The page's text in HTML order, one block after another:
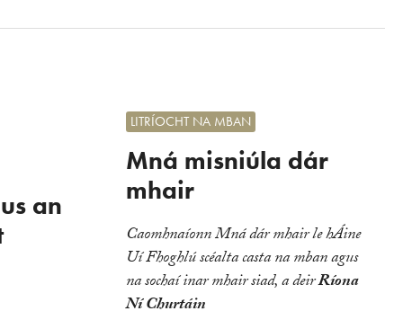
an
Mná misniúla dár
mhair
LITRÍOCHT NA MBAN
Caomhnaíonn Mná dár mhair le hÁine
Uí Fhoghlú scéalta casta na mban agus
na sochaí inar mhair siad, a deirRíona
Ní Churtáin